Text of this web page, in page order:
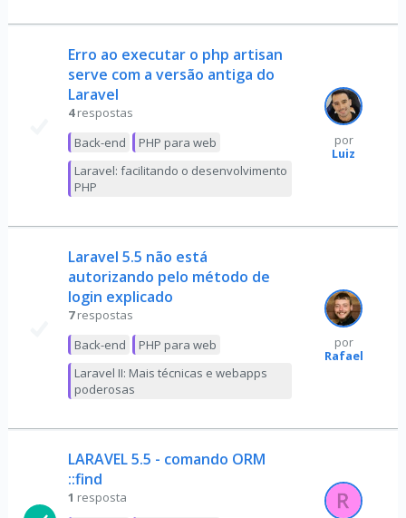
Erro ao executar o php artisan
serve com a versão antiga do
Laravel
4 respostas
Back-end
PHP para web
Laravel: facilitando o desenvolvimento
PHP
por
Luiz
Laravel 5.5 não está
autorizando pelo método de
login explicado
7 respostas
Back-end
PHP para web
Laravel II: Mais técnicas e webapps
poderosas
por
Rafael
LARAVEL 5.5 - comando ORM
::find
1 resposta